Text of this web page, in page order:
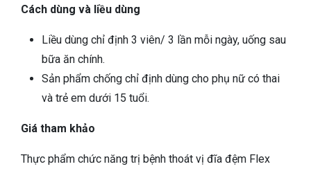
Cách dùng và liều dùng
Liều dùng chỉ định 3 viên/ 3 lần mỗi ngày, uống sau
bữa ăn chính.
Sản phẩm chống chỉ định dùng cho phụ nữ có thai
và trẻ em dưới 15 tuổi.
Giá tham khảo
Thực phẩm chức năng trị bệnh thoát vị đĩa đệm Flex